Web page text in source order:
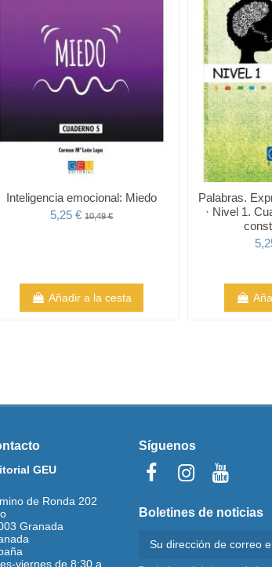
Inteligencia emocional: Miedo
5,25 €10,49 €
Añadir a la cesta
Palabras.
· Nivel 1.
GEU
de Ronda 202
Granada
viernes de 8:30 a
Síguenos
Boletines de noticias